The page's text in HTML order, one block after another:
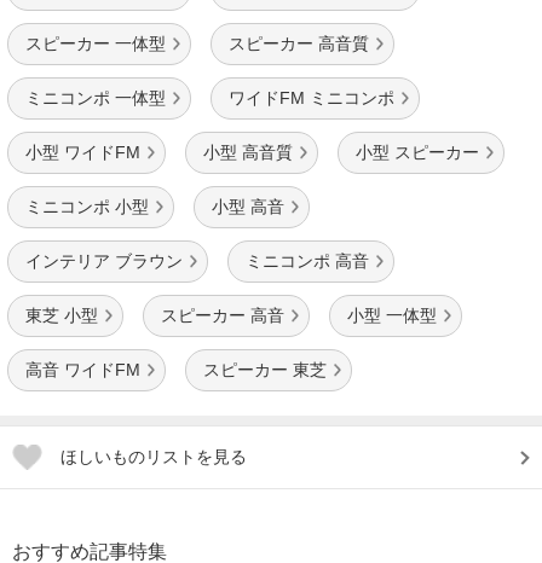
スピーカー 一体型 スピーカー 高音質
ミニコンポ 一体型 ワイドFM ミニコンポ
小型 ワイドFM 小型 高音質 小型 スピーカー
ミニコンポ 小型 小型 高音
インテリア ブラウン ミニコンポ 高音
東芝 小型 スピーカー 高音 小型 一体型
高音 ワイドFM スピーカー 東芝
ほしいものリストを見る
おすすめ記事特集